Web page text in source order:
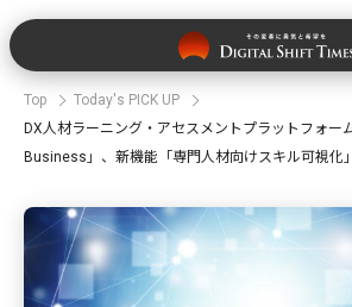
Top
Today's PICK UP
DX人材ラーニング・アセスメントプラットフォー
Business」、新機能「専門人材向けスキル可視化